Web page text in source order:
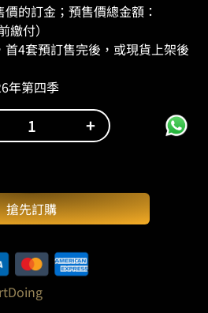
價的訂金；預售價總金額：
付）
4套預訂售完後，或現貨上架後
年第四季
+
搶先訂購